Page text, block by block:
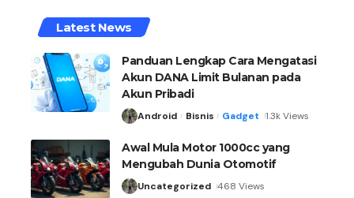
Latest News
Panduan Lengkap Cara Mengatasi
Akun DANA Limit Bulanan pada
Akun Pribadi
Android Bisnis Gadget 1.3k Views
Awal Mula Motor 1000cc yang
Mengubah Dunia Otomotif
Uncategorized 468 Views